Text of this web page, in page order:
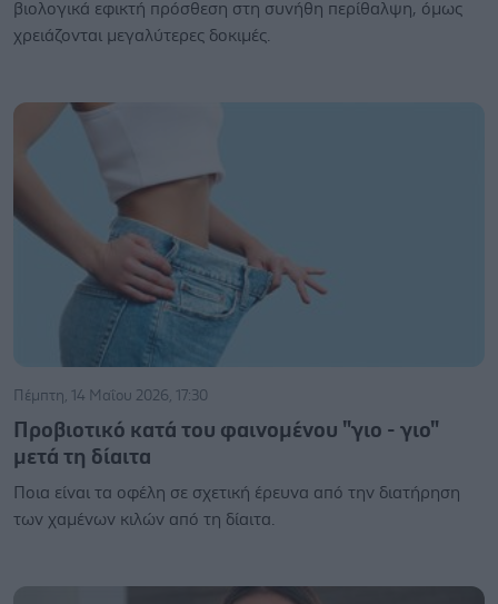
βιολογικά εφικτή πρόσθεση στη συνήθη περίθαλψη, όμως
χρειάζονται μεγαλύτερες δοκιμές.
Πέμπτη, 14 Μαΐου 2026, 17:30
Προβιοτικό κατά του φαινομένου "γιο - γιο"
μετά τη δίαιτα
Ποια είναι τα οφέλη σε σχετική έρευνα από την διατήρηση
των χαμένων κιλών από τη δίαιτα.